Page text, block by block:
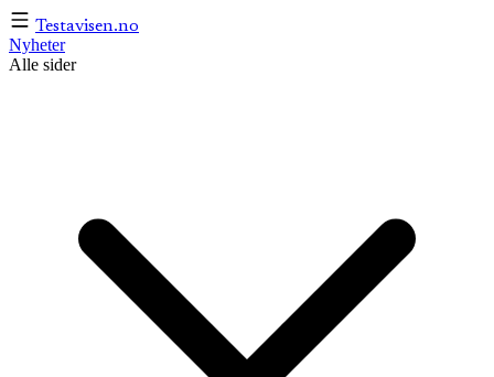
Testavisen.no
Nyheter
Alle sider